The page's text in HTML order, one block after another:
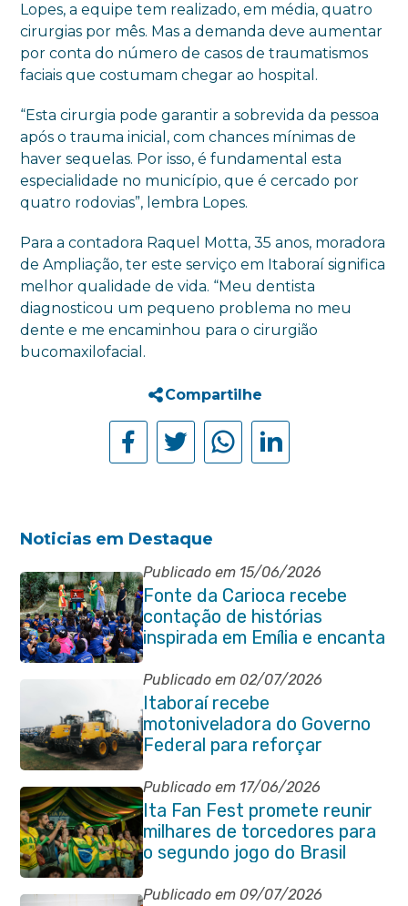
Lopes, a equipe tem realizado, em média, quatro
cirurgias por mês. Mas a demanda deve aumentar
por conta do número de casos de traumatismos
faciais que costumam chegar ao hospital.
“Esta cirurgia pode garantir a sobrevida da pessoa
após o trauma inicial, com chances mínimas de
haver sequelas. Por isso, é fundamental esta
especialidade no município, que é cercado por
quatro rodovias”, lembra Lopes.
Para a contadora Raquel Motta, 35 anos, moradora
de Ampliação, ter este serviço em Itaboraí significa
melhor qualidade de vida. “Meu dentista
diagnosticou um pequeno problema no meu
dente e me encaminhou para o cirurgião
bucomaxilofacial.
Compartilhe
Noticias em Destaque
Publicado em 15/06/2026
Fonte da Carioca recebe
contação de histórias
inspirada em Emília e encanta
crianças da rede pública de
Itaboraí
Publicado em 02/07/2026
Itaboraí recebe
motoniveladora do Governo
Federal para reforçar
serviços de infraestrutura
Publicado em 17/06/2026
Ita Fan Fest promete reunir
milhares de torcedores para
o segundo jogo do Brasil
Publicado em 09/07/2026